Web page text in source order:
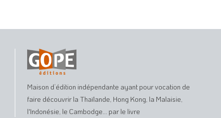
Maison d’édition indépendante ayant pour vocation de
faire découvrir la Thaïlande, Hong Kong, la Malaisie,
l'Indonésie, le Cambodge... par le livre